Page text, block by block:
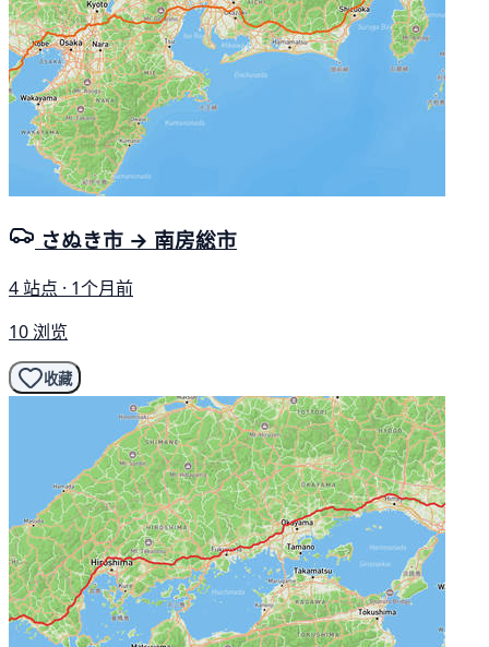
さぬき市 → 南房総市
4 站点 · 1个月前
10 浏览
收藏